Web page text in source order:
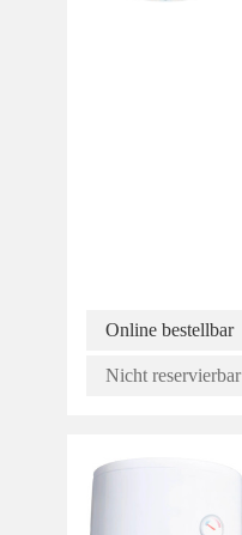
Online bestellbar
Nicht reservierbar